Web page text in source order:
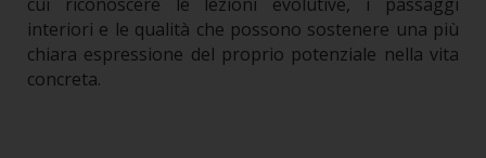
interiori e le qualità che possono sostenere una più
chiara espressione del proprio potenziale nella vita
concreta.